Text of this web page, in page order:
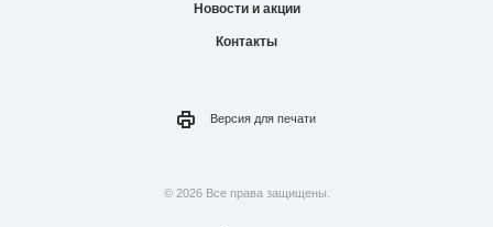
Новости и акции
Контакты
Версия для печати
© 2026 Все права защищены.